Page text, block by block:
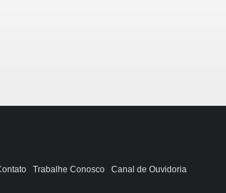
Trabalhe Conosco Canal de Ouvidoria